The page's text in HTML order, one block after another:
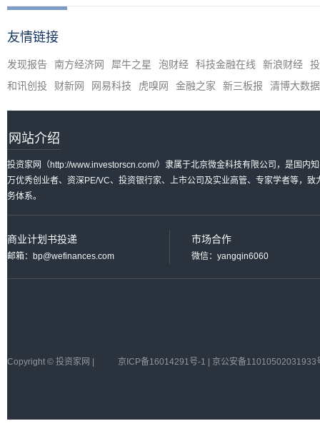
友情链接
发现报告 南方经济网 犀牛之星 泡财经 科技金融在线 新浪财经
和讯创投
财新网 网易科技 虎嗅网 金融之家 新三板报 清博大数据
网站介绍
投资家网（http://www.investorscn.com/）隶属于北京微金科技有限公司，是国内
万优秀创业者、资深PE/VC、投资银行家、上市公司及实业高管、专家学者等，
务体系。
商业计划书投递
邮箱：bp@wefinances.com
市场合作
微信：yangqin6060
Copyright © 投资家网 | 京ICP备16014291号-1 | 京公安备11010502031933